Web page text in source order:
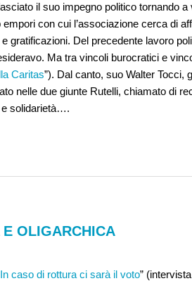
il suo impegno politico tornando
con cui l’associazione cerca di
gratificazioni. Del precedente lavoro
Ma tra vincoli burocratici e
Caritas”). Dal canto, suo Walter Tocci,
nelle due giunte Rutelli, chiamato di
e solidarietà….
OLIGARCHICA
caso di rottura ci sarà il voto”